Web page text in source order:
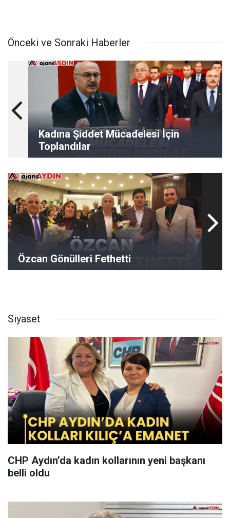
Önceki ve Sonraki Haberler
Kadına Şiddet Mücadelesi İçin
Toplandılar
Özcan Gönülleri Fethetti
Siyaset
CHP Aydın’da kadın kollarının yeni başkanı
belli oldu